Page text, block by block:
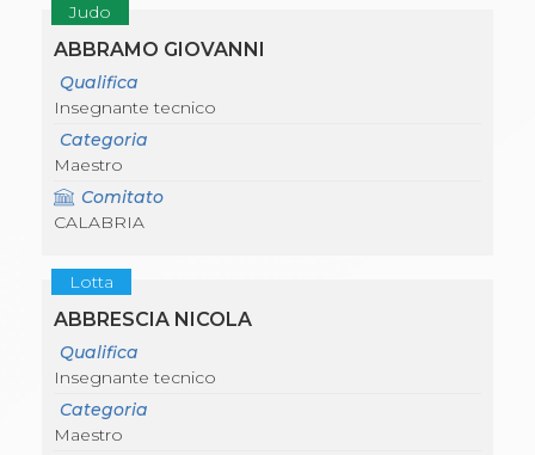
Judo
ABBRAMO GIOVANNI
Qualifica
Insegnante tecnico
Categoria
Maestro
Comitato
CALABRIA
Lotta
ABBRESCIA NICOLA
Qualifica
Insegnante tecnico
Categoria
Maestro